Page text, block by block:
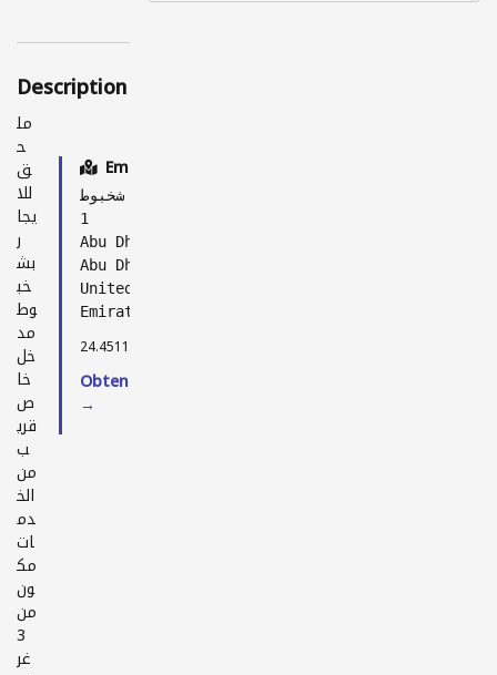
Description
مل
ح
ق
للا
يجا
ر
بش
خب
وط
مد
خل
خا
ص
قري
ب
من
الخ
دم
ات
مك
ون
من
3
غر
Emplacement
شخبوط
1
Abu Dhabi
Abu Dhabi
United Arab
Emirates
24.45118, 54.39696
Obtenir l'itinéraire
→